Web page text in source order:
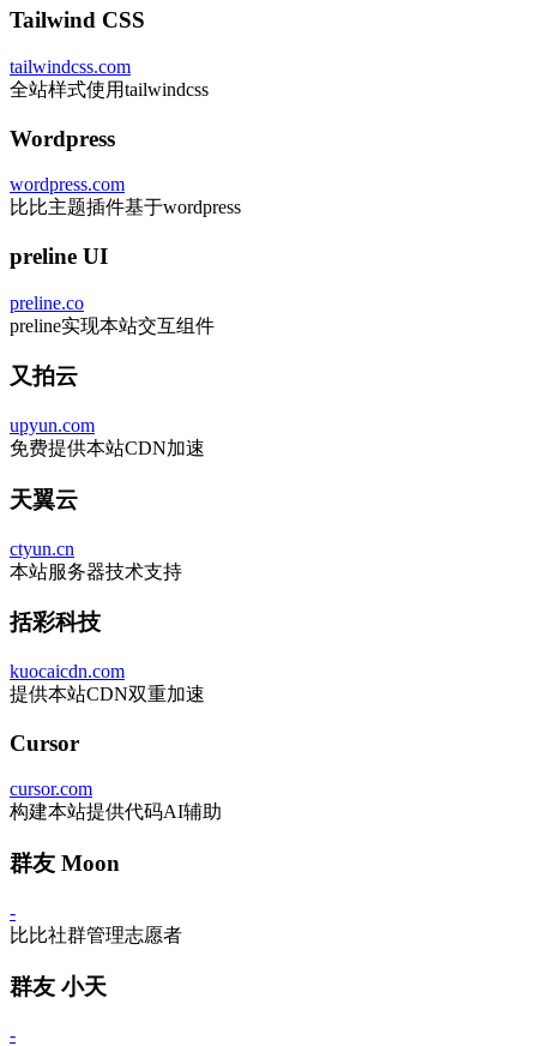
Tailwind CSS
tailwindcss.com
全站样式使用tailwindcss
Wordpress
wordpress.com
比比主题插件基于wordpress
preline UI
preline.co
preline实现本站交互组件
又拍云
upyun.com
免费提供本站CDN加速
天翼云
ctyun.cn
本站服务器技术支持
括彩科技
kuocaicdn.com
提供本站CDN双重加速
Cursor
cursor.com
构建本站提供代码AI辅助
群友 Moon
-
比比社群管理志愿者
群友 小天
-